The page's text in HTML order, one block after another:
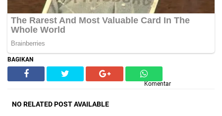
BAGIKAN
Komentar
NO RELATED POST AVAILABLE